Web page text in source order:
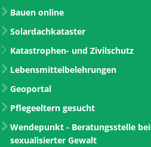
auszublenden
auszublenden
Bauen online
Solardachkataster
Katastrophen- und Zivilschutz
Lebensmittelbelehrungen
Geoportal
Pflegeeltern gesucht
Wendepunkt - Beratungsstelle bei
sexualisierter Gewalt